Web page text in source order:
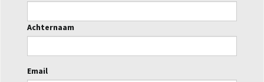
Achternaam
Email